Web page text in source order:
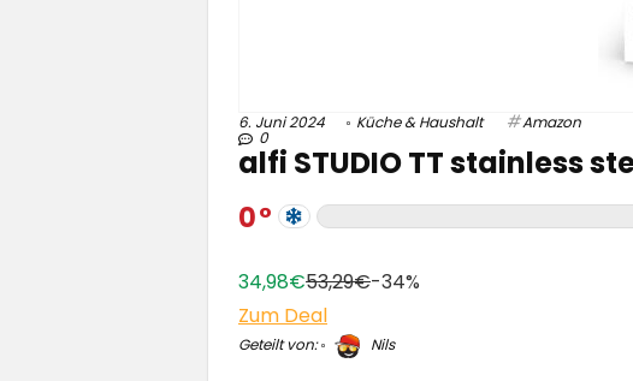
6. Juni 2024 Küche & Haushalt Amazon
0
alfi STUDIO TT stainless
0
34,98€53,29€-34%
Zum Deal
Geteilt von: Nils